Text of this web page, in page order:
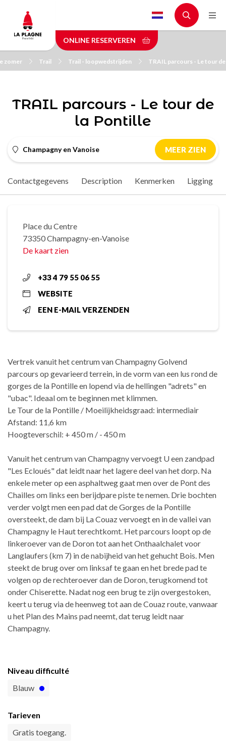
main
content
ONLINE RESERVEREN
zomer Trail Trail - loopwedstrijden TRAIL parcours - Le tour
TRAIL parcours - Le tour de
la Pontille
Champagny en Vanoise MEER ZIEN
Contactgegevens Description Kenmerken Ligging
Place du Centre
73350 Champagny-en-Vanoise
De kaart zien
+33 4 79 55 06 55
WEBSITE
EEN E-MAIL VERZENDEN
Vertrek vanuit het centrum van Champagny Golvend
parcours op gevarieerd terrein, in de vorm van een lus rond de
gorges de la Pontille en lopend via de hellingen "adrets" en
"ubac". Ideaal om te beginnen met klimmen.
Le Tour de la Pontille / Moeilijkheidsgraad: intermediair
Afstand: 11,6 km
Hoogteverschil: + 450 m / - 450 m
Vanuit het centrum van Champagny vervoegt U een zandpad
"Les Ecloués" dat leidt naar het lagere deel van het dorp. Na
enkele meter op een asphaltweg gaat men over de Pont des
Chailles om links een berijdpare piste te nemen. Drie bochten
verder volgt men een pad dat de Gorges de la Pontille
oversteekt, de dam bij La Couaz vervoegt en in de vallei van
Champagny le Haut terechtkomt. Het parcours loopt op de
linkeroever van de Doron tot aan het Onthaalchalet voor
Langlaufers (km 7) in de nabijheid van het gehucht Bois. Men
steekt de brug over om linksaf te gaan en het brede pad te
volgen op de rechteroever dan de Doron, terugkomend tot
onder Chiserette. Nadat nog een brug te zijn overgestoken,
keert u terug via de heenweg tot aan de Couaz route, vanwaar
u het Plan des Mains pad neemt, dat terug leidt naar
Champagny.
Niveau difficulté
Blauw
Tarieven
Gratis toegang.